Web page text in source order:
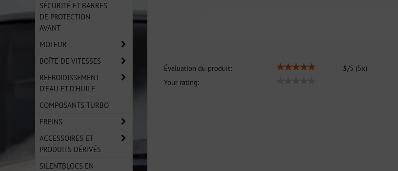
Évaluation du produit: 5/5 (5x)
Your rating:
SÉCURITÉ ET BARRES
DE PROTECTION
AVANT
MOTEUR
BOÎTE DE VITESSES
REFROIDISSEMENT
D'EAU ET D'HUILE
COMPOSANTS TURBO
FREINS
ACCESSOIRES ET
PRODUITS DÉRIVÉS
SILENTBLOCS EN